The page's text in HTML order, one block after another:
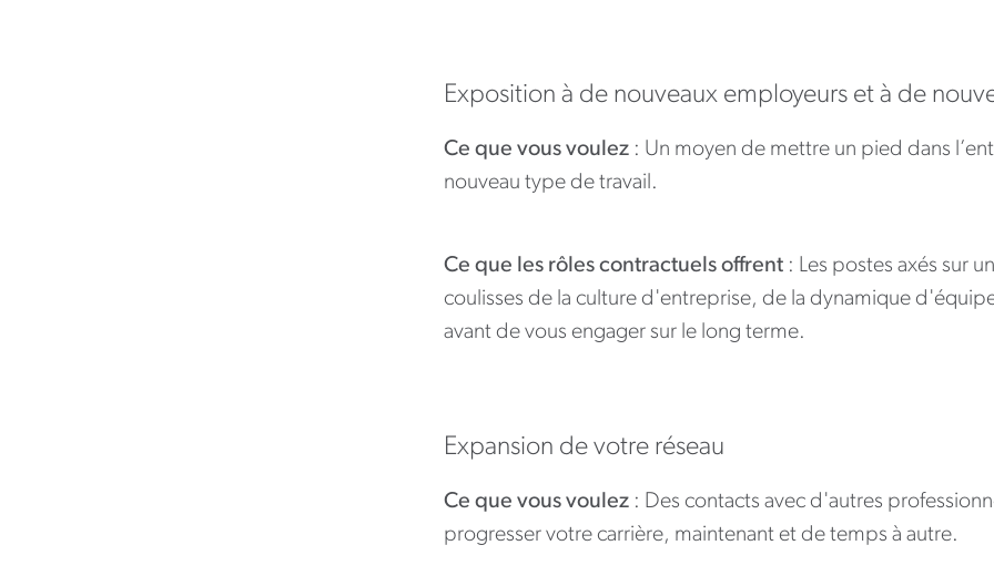
Exposition à de nouveaux employeurs et à de
Ce que vous voulez : Un moyen de mettre un pied dans
nouveau type de travail.
Ce que les rôles contractuels offrent : Les postes axés sur
coulisses de la culture d'entreprise, de la dynamique
avant de vous engager sur le long terme.
Expansion de votre réseau
Ce que vous voulez : Des contacts avec d'autres
progresser votre carrière, maintenant et de temps à autre.